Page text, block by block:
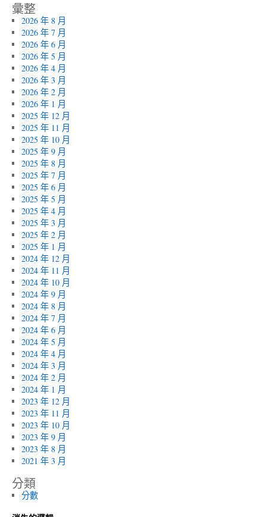
彙整
2026 年 8 月
2026 年 7 月
2026 年 6 月
2026 年 5 月
2026 年 4 月
2026 年 3 月
2026 年 2 月
2026 年 1 月
2025 年 12 月
2025 年 11 月
2025 年 10 月
2025 年 9 月
2025 年 8 月
2025 年 7 月
2025 年 6 月
2025 年 5 月
2025 年 4 月
2025 年 3 月
2025 年 2 月
2025 年 1 月
2024 年 12 月
2024 年 11 月
2024 年 10 月
2024 年 9 月
2024 年 8 月
2024 年 7 月
2024 年 6 月
2024 年 5 月
2024 年 4 月
2024 年 3 月
2024 年 2 月
2024 年 1 月
2023 年 12 月
2023 年 11 月
2023 年 10 月
2023 年 9 月
2023 年 8 月
2021 年 3 月
分類
分數